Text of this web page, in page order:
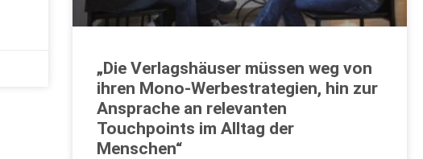
„Die Verlagshäuser müssen weg von
ihren Mono-Werbestrategien, hin zur
Ansprache an relevanten
Touchpoints im Alltag der
Menschen“